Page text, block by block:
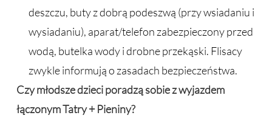
deszczu, buty z dobrą podeszwą (przy wsiadaniu i
wysiadaniu), aparat/telefon zabezpieczony przed
wodą, butelka wody i drobne przekąski. Flisacy
zwykle informują o zasadach bezpieczeństwa.
Czy młodsze dzieci poradzą sobie z wyjazdem
łączonym Tatry + Pieniny?